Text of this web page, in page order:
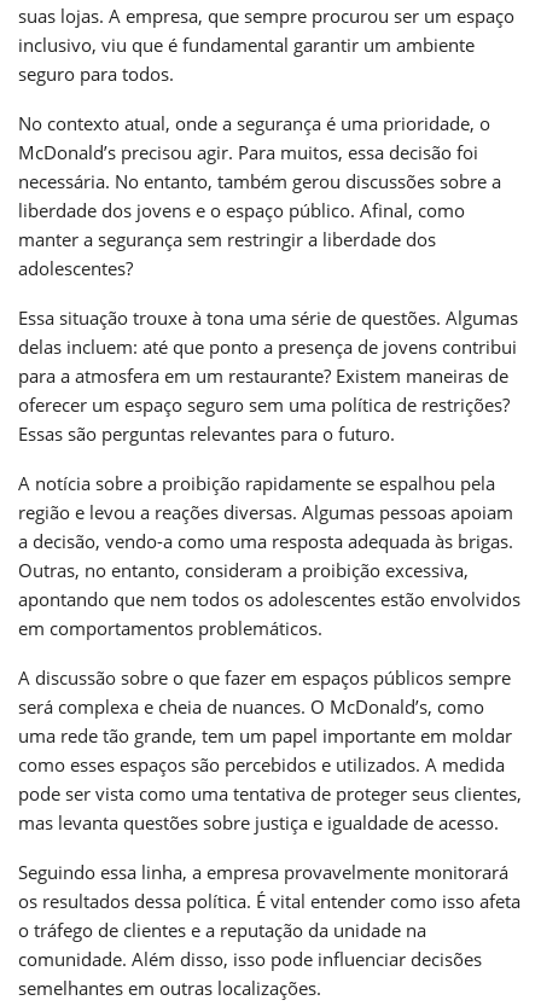
suas lojas. A empresa, que sempre procurou ser um espaço
inclusivo, viu que é fundamental garantir um ambiente
seguro para todos.
No contexto atual, onde a segurança é uma prioridade, o
McDonald’s precisou agir. Para muitos, essa decisão foi
necessária. No entanto, também gerou discussões sobre a
liberdade dos jovens e o espaço público. Afinal, como
manter a segurança sem restringir a liberdade dos
adolescentes?
Essa situação trouxe à tona uma série de questões. Algumas
delas incluem: até que ponto a presença de jovens contribui
para a atmosfera em um restaurante? Existem maneiras de
oferecer um espaço seguro sem uma política de restrições?
Essas são perguntas relevantes para o futuro.
A notícia sobre a proibição rapidamente se espalhou pela
região e levou a reações diversas. Algumas pessoas apoiam
a decisão, vendo-a como uma resposta adequada às brigas.
Outras, no entanto, consideram a proibição excessiva,
apontando que nem todos os adolescentes estão envolvidos
em comportamentos problemáticos.
A discussão sobre o que fazer em espaços públicos sempre
será complexa e cheia de nuances. O McDonald’s, como
uma rede tão grande, tem um papel importante em moldar
como esses espaços são percebidos e utilizados. A medida
pode ser vista como uma tentativa de proteger seus clientes,
mas levanta questões sobre justiça e igualdade de acesso.
Seguindo essa linha, a empresa provavelmente monitorará
os resultados dessa política. É vital entender como isso afeta
o tráfego de clientes e a reputação da unidade na
comunidade. Além disso, isso pode influenciar decisões
semelhantes em outras localizações.